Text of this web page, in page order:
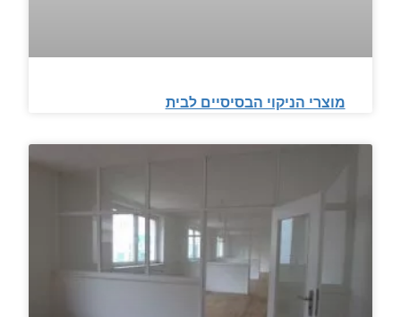
מוצרי הניקוי הבסיסיים לבית